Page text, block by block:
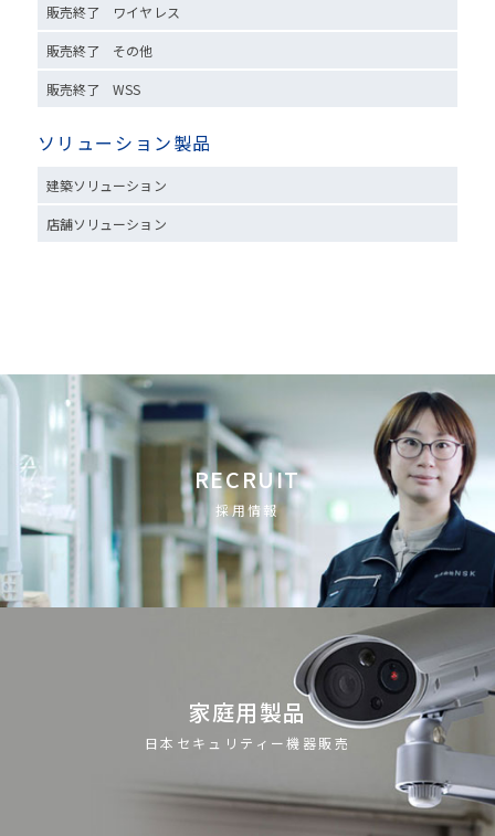
販売終了 ワイヤレス
販売終了 その他
販売終了 WSS
ソリューション製品
建築ソリューション
店舗ソリューション
RECRUIT
採用情報
家庭用製品
日本セキュリティー機器販売